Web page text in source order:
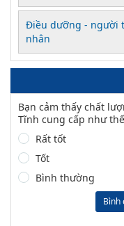
Điều dưỡng - người
nhân
Bạn cảm thấy chất
Tĩnh cung cấp như
Rất tốt
Tốt
Bình thường
Bình